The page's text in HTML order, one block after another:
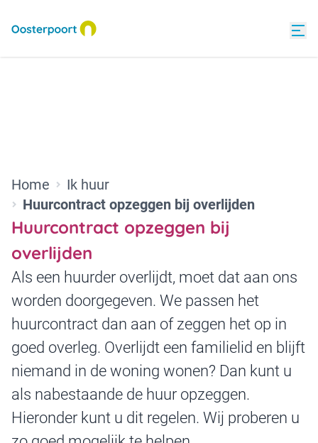
Home
Ik huur
Huurcontract opzeggen bij overlijden
Huurcontract opzeggen bij
overlijden
Als een huurder overlijdt, moet dat aan ons
worden doorgegeven. We passen het
huurcontract dan aan of zeggen het op in
goed overleg. Overlijdt een familielid en blijft
niemand in de woning wonen? Dan kunt u
als nabestaande de huur opzeggen.
Hieronder kunt u dit regelen. Wij proberen u